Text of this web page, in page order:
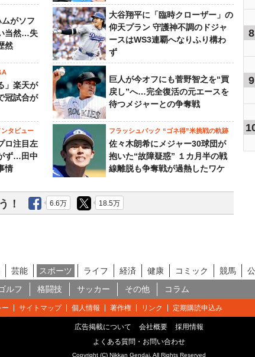
がソフ
当然…失
然
大谷翔平に「臨時クローザー」の
仰天プラン 守護神不調のドジャ
ースはWS3連覇へなりふり構わ
ず
」楽天が
冠試合が
巨人が今オフにも菅野智之を“買
戻し”へ…完全復活の元エースを
待つメジャーとの争奪戦
タビュー
ロ注目左
ず…田中
情
フラッシュバック “ゴネ得”米挑戦の軌跡
佐々木朗希にメジャー30球団が
抱いた“故障疑惑” １カ月半の戦
線離脱も争奪戦が過熱したワケ
！ 6.6万 18.5万
8
9
芸能 スポーツ ライフ 経済 健康 コミック 競馬
ルフ 格闘技 サッカー その他 コラム
ー サイトマップ 個人情報 著作権 リンク 定期購読申込み
広告掲載について 会社概要
採用情報
よくある質問・お問い合わせ
Copyright (C) Nikkan Gendai. All Rights Reserved